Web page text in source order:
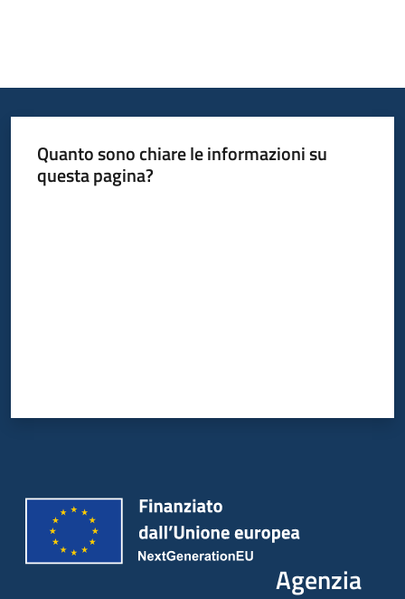
Quanto sono chiare le informazioni su
questa pagina?
Agenzia